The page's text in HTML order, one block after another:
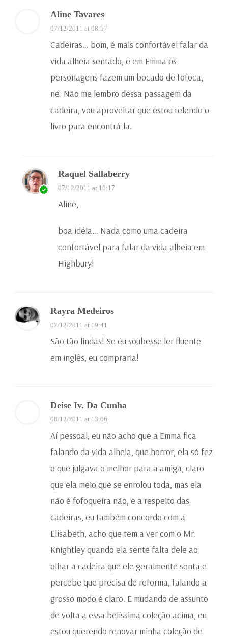
Aline Tavares
07/12/2011 at 08:57
Cadeiras… bom, é mais confortável falar da
vida alheia sentado, e em Emma os
personagens fazem um bocado de fofoca,
né. Não me lembro dessa passagem da
cadeira, vou aproveitar que estou relendo o
livro para encontrá-la.
Raquel Sallaberry
07/12/2011 at 10:17
Aline,
boa idéia… Nada como uma cadeira
confortável para falar da vida alheia em
Highbury!
Rayra Medeiros
07/12/2011 at 19:41
São tão lindas! Se eu soubesse ler fluente
em inglês, eu compraria!
Deise Iv. Da Cunha
08/12/2011 at 13:06
Aí pessoal, eu não acho que a Emma fica
falando da vida alheia, que horror, ela só fez
o que julgava o melhor para a amiga, claro
que ela meio que se enrolou toda, mas ela
não é fofoqueira não, e a respeito das
cadeiras, eu também concordo com a
Elisabeth, acho que tem a ver com o Mr.
Knightley quando ela sente falta dele ao
olhar a cadeira que ele geralmente senta e
percebe que precisa de reforma, falando a
grosso modo é claro. E mudando de assunto
de volta a essa belíssima coleção acima, eu
estou querendo renovar minha coleção de